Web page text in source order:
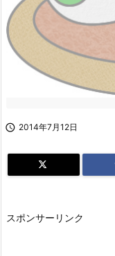
 2014年7月12日
スポンサーリンク